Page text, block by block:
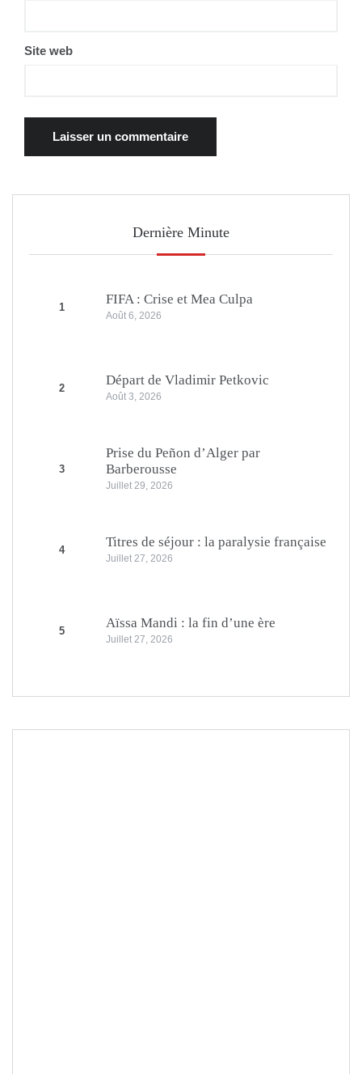
Site web
Dernière Minute
1
FIFA : Crise et Mea Culpa
Août 6, 2026
2
Départ de Vladimir Petkovic
Août 3, 2026
3
Prise du Peñon d’Alger par
Barberousse
Juillet 29, 2026
4
Titres de séjour : la paralysie française
Juillet 27, 2026
5
Aïssa Mandi : la fin d’une ère
Juillet 27, 2026